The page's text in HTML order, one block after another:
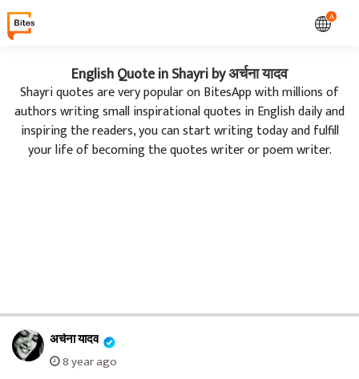
A
English Quote in Shayri by अर्चना यादव
Shayri quotes are very popular on BitesApp with millions of
authors writing small inspirational quotes in English daily and
inspiring the readers, you can start writing today and fulfill
your life of becoming the quotes writer or poem writer.
अर्चना यादव
8 year ago